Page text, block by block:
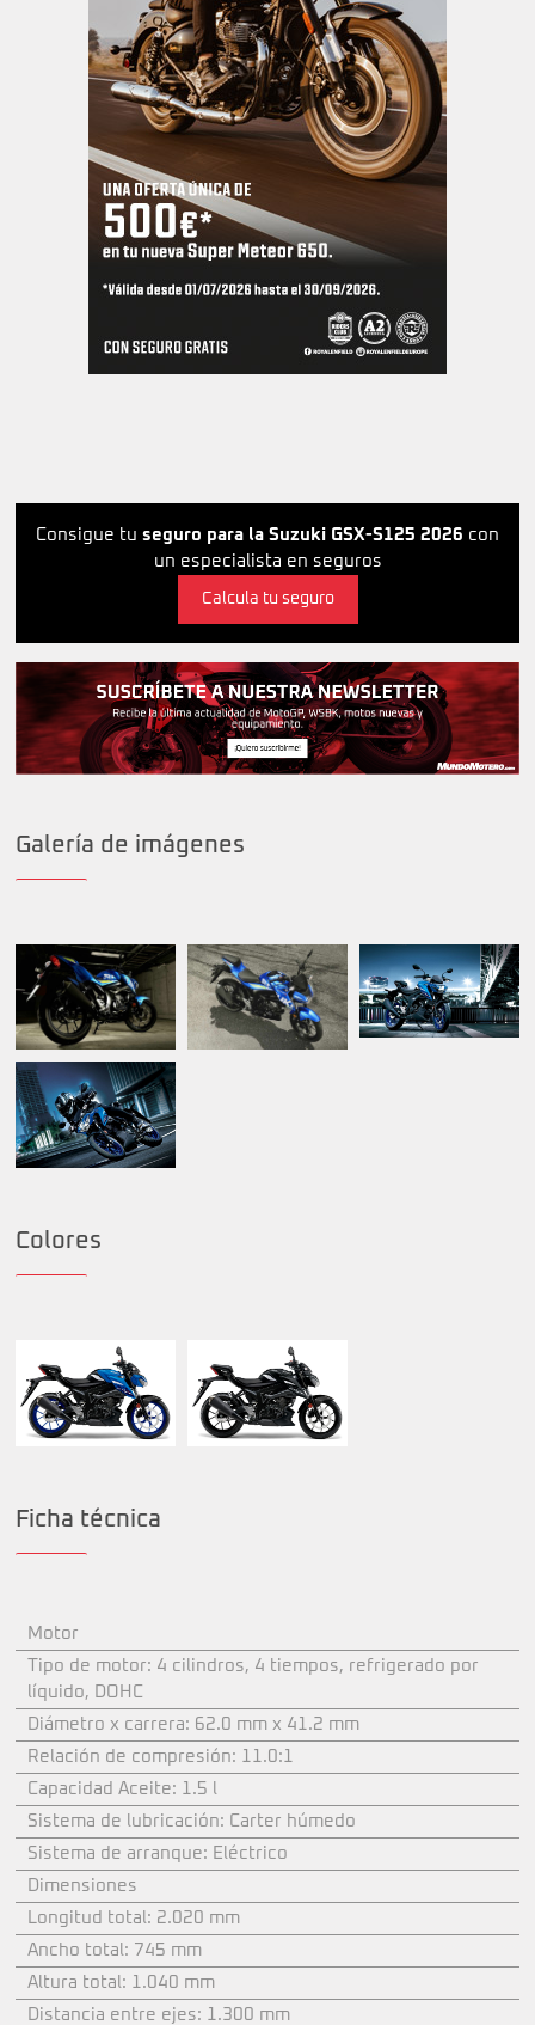
Consigue tu seguro para la Suzuki GSX-S125 2026 con
un especialista en seguros
Calcula tu seguro
Galería de imágenes
Colores
Ficha técnica
Motor
Tipo de motor: 4 cilindros, 4 tiempos, refrigerado por
líquido, DOHC
Diámetro x carrera: 62.0 mm x 41.2 mm
Relación de compresión: 11.0:1
Capacidad Aceite: 1.5 l
Sistema de lubricación: Carter húmedo
Sistema de arranque: Eléctrico
Dimensiones
Longitud total: 2.020 mm
Ancho total: 745 mm
Altura total: 1.040 mm
Distancia entre ejes: 1.300 mm